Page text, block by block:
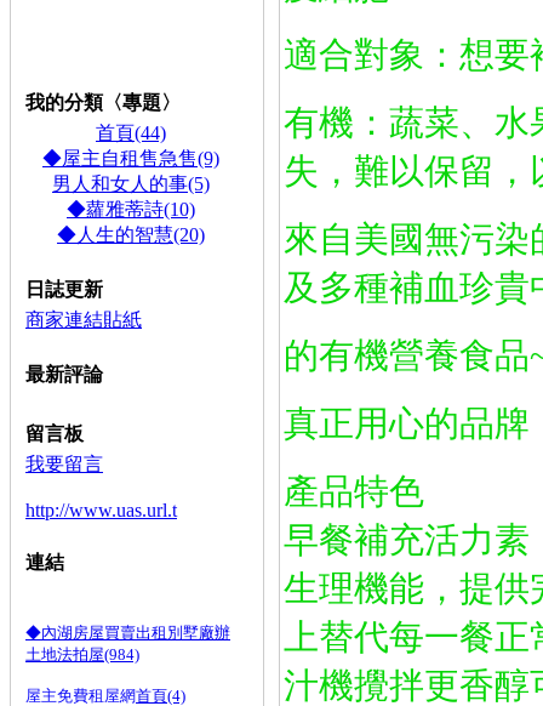
我的分類〈專題〉
首頁(44)
◆屋主自租售急售(9)
男人和女人的事(5)
◆蘿雅蒂詩(10)
◆人生的智慧(20)
日誌更新
商家連結貼紙
最新評論
留言板
我要留言
http://www.uas.url.t
連結
◆內湖房屋買賣出租別墅廠辦
土地法拍屋(984)
屋主免費租屋網首頁(4)
適合對象：想
有機：蔬菜、
失，難以保留
來自美國無污
及多種補血珍
的有機營養食品
真正用心的品牌
產品特色
早餐補充活力素
生理機能，提供
上替代每一餐
汁機攪拌更香醇